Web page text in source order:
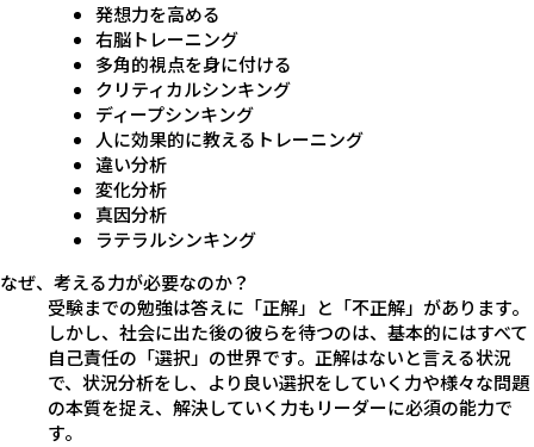
発想力を高める
右脳トレーニング
多角的視点を身に付ける
クリティカルシンキング
ディープシンキング
人に効果的に教えるトレーニング
違い分析
変化分析
真因分析
ラテラルシンキング
なぜ、考える力が必要なのか？
受験までの勉強は答えに「正解」と「不正解」があります。
しかし、社会に出た後の彼らを待つのは、基本的にはすべて
自己責任の「選択」の世界です。正解はないと言える状況
で、状況分析をし、より良い選択をしていく力や様々な問題
の本質を捉え、解決していく力もリーダーに必須の能力で
す。